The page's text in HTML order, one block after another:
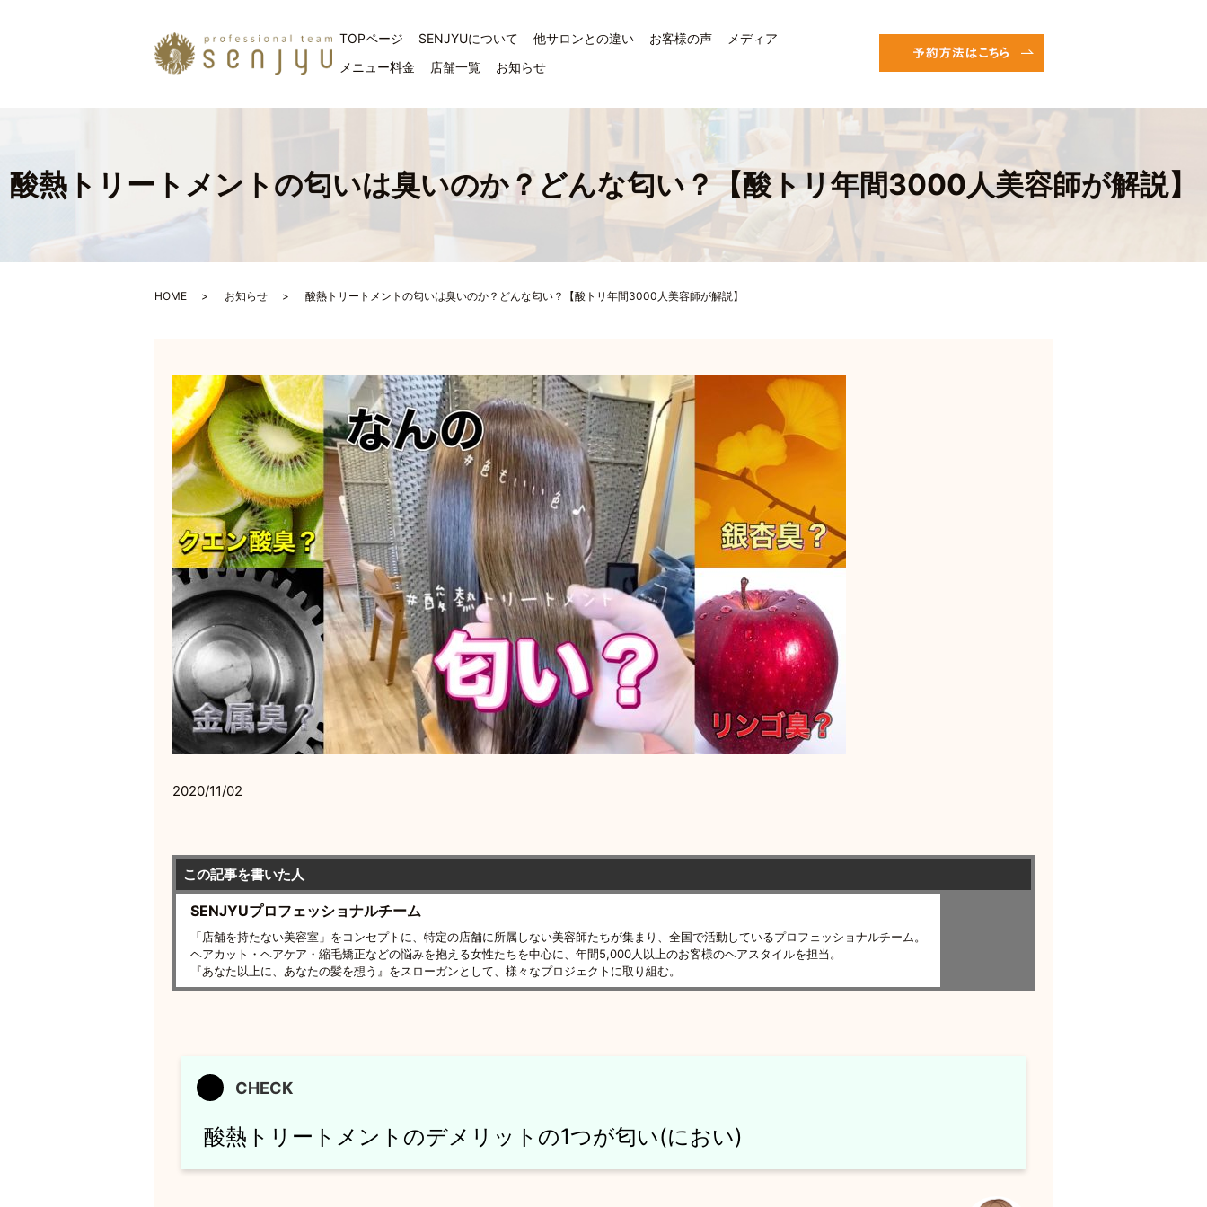
TOPページ SENJYUについて 他サロンとの違い お客様の声
メディア
メニュー料金
店舗一覧 お知らせ
酸熱トリートメントの匂いは臭いのか？どんな匂い？【酸トリ年間3000人美容師が解説】
HOME お知らせ 酸熱トリートメントの匂いは臭いのか？どんな匂い？【酸トリ年間3000人美容師が解説】
2020/11/02
この記事を書いた人
SENJYUプロフェッショナルチーム
「店舗を持たない美容室」をコンセプトに、特定の店舗に所属しない美容師たちが集まり、全国で活動しているプロフェッショナルチーム。
ヘアカット・ヘアケア・縮毛矯正などの悩みを抱える女性たちを中心に、年間5,000人以上のお客様のヘアスタイルを担当。
『あなた以上に、あなたの髪を想う』をスローガンとして、様々なプロジェクトに取り組む。
酸熱トリートメントのデメリットの1つが匂い(におい)